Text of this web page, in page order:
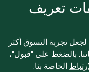
تعريف
تجربة التسوق أكثر
بالضغط على "قبول"،
الخاصة بنا.